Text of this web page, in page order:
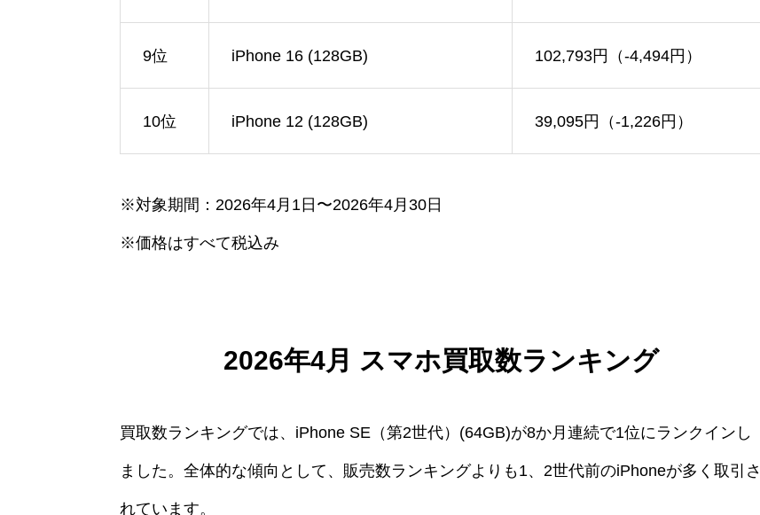
9位 iPhone 16 (128GB) 102,793円（-4,494円）
10位 iPhone 12 (128GB) 39,095円（-1,226円）
※対象期間：2026年4月1日〜2026年4月30日
※価格はすべて税込み
2026年4月 スマホ買取数ランキング
買取数ランキングでは、iPhone SE（第2世代）(64GB)が8か月連続で1位にランクインし
ました。全体的な傾向として、販売数ランキングよりも1、2世代前のiPhoneが多く取引さ
れています。